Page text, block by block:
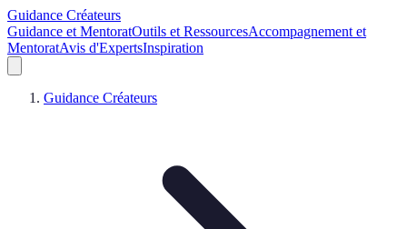
Guidance Créateurs
Guidance et MentoratOutils et RessourcesAccompagnement et
MentoratAvis d'ExpertsInspiration
Guidance Créateurs